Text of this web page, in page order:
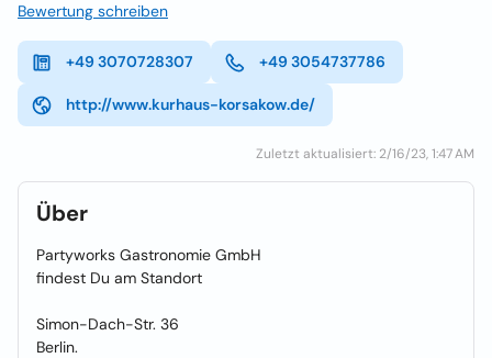
Bewertung schreiben
+49 3070728307 +49 3054737786
http://www.kurhaus-korsakow.de/
Zuletzt aktualisiert: 2/16/23, 1:47 AM
Über
Partyworks Gastronomie GmbH
findest Du am Standort
Simon-Dach-Str. 36
Berlin.